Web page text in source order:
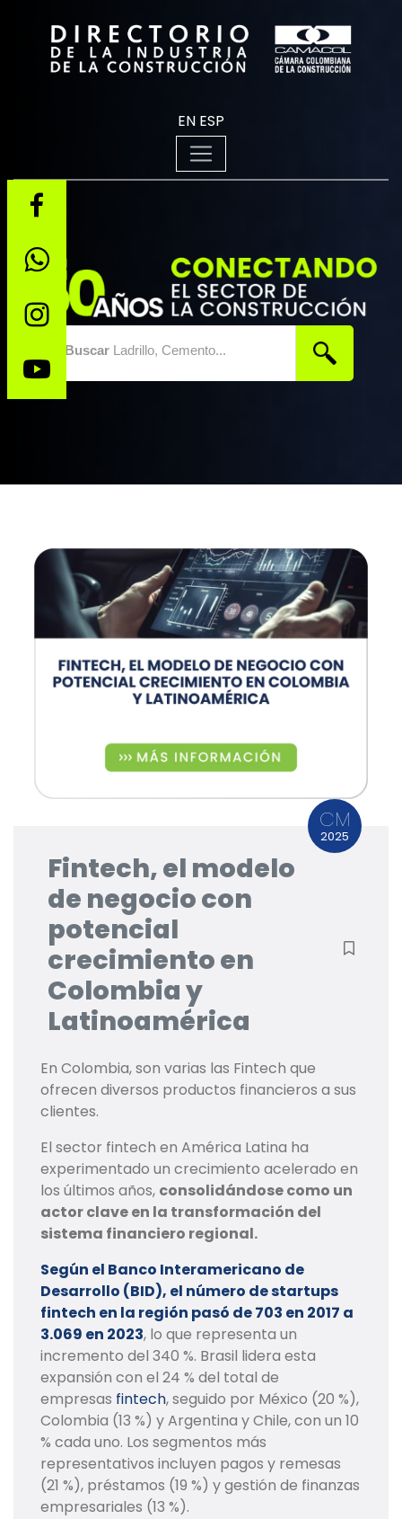
EN ESP
BuscarLadrillo, Cemento...
CM
2025
Fintech, el modelo
de negocio con
potencial
crecimiento en
Colombia y
Latinoamérica
En Colombia, son varias las Fintech que
ofrecen diversos productos financieros a sus
clientes.
El sector fintech en América Latina ha
experimentado un crecimiento acelerado en
los últimos años, consolidándose como un
actor clave en la transformación del
sistema financiero regional.
Según el Banco Interamericano de
Desarrollo (BID), el número de startups
fintech en la región pasó de 703 en 2017 a
3.069 en 2023, lo que representa un
incremento del 340 %. Brasil lidera esta
expansión con el 24 % del total de
empresas fintech, seguido por México (20 %),
Colombia (13 %) y Argentina y Chile, con un 10
% cada uno. Los segmentos más
representativos incluyen pagos y remesas
(21 %), préstamos (19 %) y gestión de finanzas
empresariales (13 %).